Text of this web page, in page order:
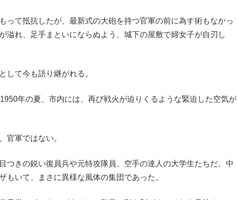
て抵抗したが、最新式の大砲を持つ官軍の前に為す術もなかっ
溢れ、足手まといにならぬよう、城下の屋敷で婦女子が自刃し
て今も語り継がれる。
年の夏、市内には、再び戦火が迫りくるような緊迫した空気が
官軍ではない。
きの鋭い復員兵や元特攻隊員、空手の達人の大学生たちだ。中
もいて、まさに異様な風体の集団であった。